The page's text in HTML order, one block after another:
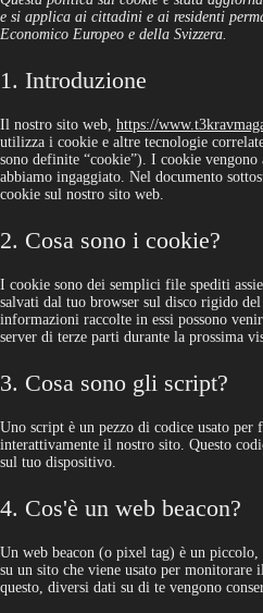
e si applica ai cittadini e ai residenti
Economico Europeo e della Svizzera.
1. Introduzione
Il nostro sito web, https://
utilizza i cookie e altre tecnologie
sono definite “cookie”). I cookie
abbiamo ingaggiato. Nel documento
cookie sul nostro sito web.
2. Cosa sono i cookie?
I cookie sono dei semplici file spediti
salvati dal tuo browser sul disco rigido
informazioni raccolte in essi possono
server di terze parti durante la prossima
3. Cosa sono gli script?
Uno script è un pezzo di codice usato per
interattivamente il nostro sito. Questo
sul tuo dispositivo.
4. Cos'è un web beacon?
Un web beacon (o pixel tag) è un
su un sito che viene usato per
questo, diversi dati su di te vengono